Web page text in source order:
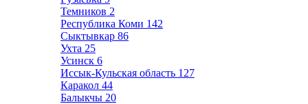
Темников 2
Республика Коми 142
Сыктывкар 86
Ухта 25
Усинск 6
Иссык-Кульская область 127
Каракол 44
Балыкчы 20